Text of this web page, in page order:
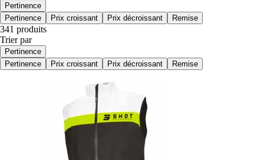
Pertinence
Pertinence
Prix croissant Prix décroissant Remise
341 produits
Trier par
Pertinence
Pertinence
Prix croissant Prix décroissant Remise